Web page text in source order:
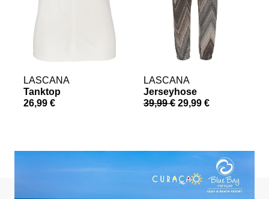
LASCANA
Tanktop
26,99 €
LASCANA
Jerseyhose
39,99 € 29,99 €